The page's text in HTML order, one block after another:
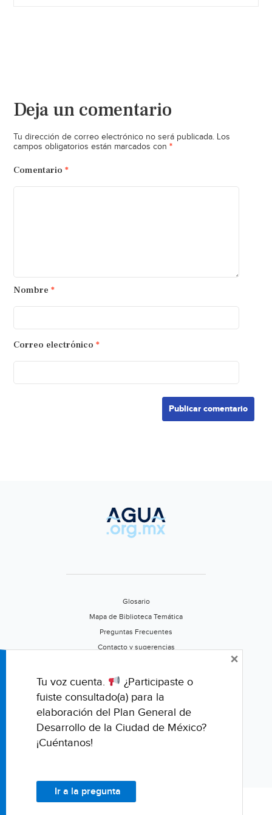
Deja un comentario
Tu dirección de correo electrónico no será publicada. Los
campos obligatorios están marcados con *
Comentario *
Nombre *
Correo electrónico *
Glosario
Mapa de Biblioteca Temática
Preguntas Frecuentes
Contacto y sugerencias
Califica este portal
Tu voz cuenta.
¿Participaste o
fuiste consultado(a) para la
elaboración del Plan General de
Desarrollo de la Ciudad de México?
¡Cuéntanos!
Ir a la pregunta
×